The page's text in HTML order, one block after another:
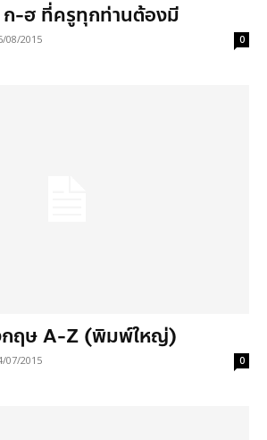
-ฮ ที่ครูทุกท่านต้องมี
08/2015 0
กฤษ A-Z (พิมพ์ใหญ่)
07/2015 0